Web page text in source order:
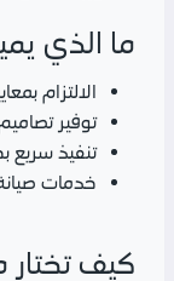
ما الذي
الالتزام
توفير
تنفيذ سريع
خدمات
كيف تختار